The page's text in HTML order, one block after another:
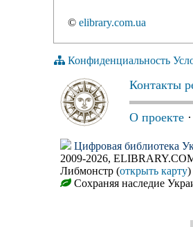
© elibrary.com.ua
Конфиденциальность
Контакты
О проекте ·
Цифровая библиотека
2009-2026,
Либмонстр (открыть карту)
Сохраняя наследие